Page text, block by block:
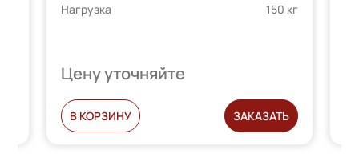
пользователей
Нагрузка
150 кг
Цену уточняйте
В КОРЗИНУ ЗАКАЗАТЬ